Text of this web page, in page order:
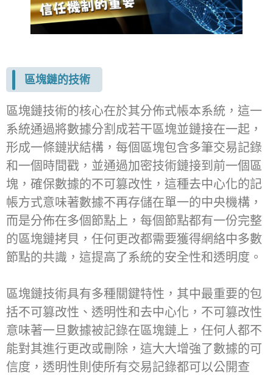
區塊鏈的技術
區塊鏈技術的核心在於其分佈式帳本系統，這一
系統通過將數據分割成若干區塊並鏈接在一起，
形成一條鏈狀結構，每個區塊包含多筆交易記錄
和一個時間戳，並通過加密技術鏈接到前一個區
塊，確保數據的不可篡改性，這種去中心化的記
帳方式意味著數據不再存儲在單一的中央機構，
而是分佈在多個節點上，每個節點都有一份完整
的區塊鏈拷貝，任何更改都需要獲得網絡中多數
節點的共識，這提高了系統的安全性和透明度。
區塊鏈技術具有多種關鍵特性，其中最重要的包
括不可篡改性、透明性和去中心化，不可篡改性
意味著一旦數據被記錄在區塊鏈上，任何人都不
能對其進行更改或刪除，這大大增強了數據的可
信度，透明性則使所有交易記錄都可以公開查